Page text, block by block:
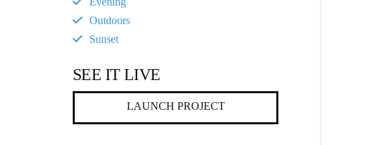
Outdoors
Sunset
SEE IT LIVE
LAUNCH PROJECT